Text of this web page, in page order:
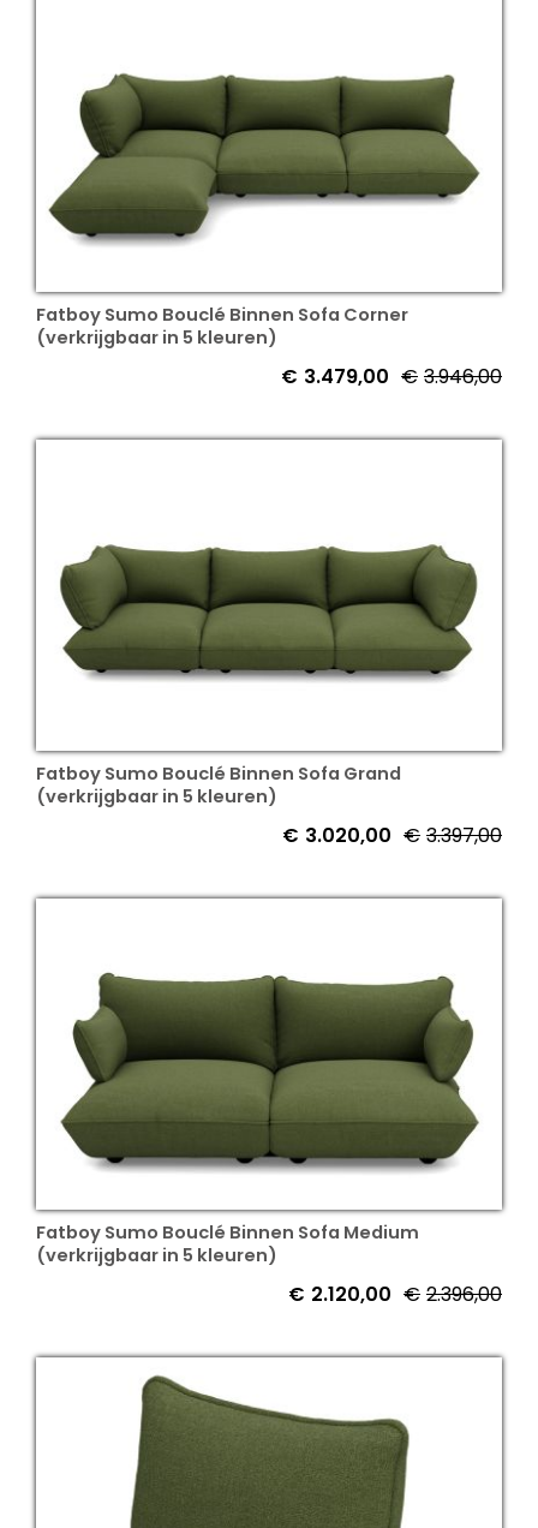
Fatboy Sumo Bouclé Binnen Sofa Corner
(verkrijgbaar in 5 kleuren)
€ 3.946,00
€ 3.479,00
Fatboy Sumo Bouclé Binnen Sofa Grand
(verkrijgbaar in 5 kleuren)
€ 3.397,00
€ 3.020,00
Fatboy Sumo Bouclé Binnen Sofa Medium
(verkrijgbaar in 5 kleuren)
€ 2.396,00
€ 2.120,00